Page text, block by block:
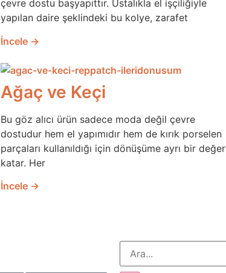
çevre dostu başyapıttır. Ustalıkla el işçiliğiyle
yapılan daire şeklindeki bu kolye, zarafet
İncele →
Ağaç ve Keçi
Bu göz alıcı ürün sadece moda değil çevre
dostudur hem el yapımıdır hem de kırık porselen
parçaları kullanıldığı için dönüşüme ayrı bir değer
katar. Her
İncele →